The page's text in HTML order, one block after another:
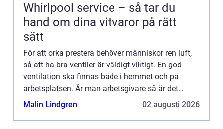
Whirlpool service – så tar du
hand om dina vitvaror på rätt
sätt
För att orka prestera behöver människor ren luft,
så att ha bra ventiler är väldigt viktigt. En god
ventilation ska finnas både i hemmet och på
arbetsplatsen. Är man arbetsgivare så är det
viktigt att komma ihåg att ventilation är
Malin Lindgren 02 augusti 2026